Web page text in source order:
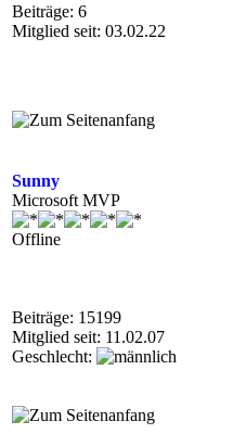
Beiträge: 6
Mitglied seit: 03.02.22
Sunny
Microsoft MVP
Offline
Beiträge: 15199
Mitglied seit: 11.02.07
Geschlecht: